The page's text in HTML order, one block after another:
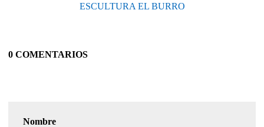
ESCULTURA EL BURRO
0 COMENTARIOS
Nombre